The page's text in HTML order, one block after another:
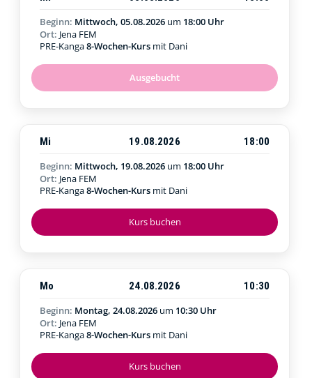
Ausgebucht
Beginn: Mittwoch, 05.08.2026 um 18:00 Uhr
Ort: Jena FEM
PRE-Kanga8-Wochen-Kurs mit Dani
Kurs buchen
Mi 19.08.2026
18:00
Beginn: Mittwoch, 19.08.2026 um 18:00 Uhr
Ort: Jena FEM
PRE-Kanga8-Wochen-Kurs mit Dani
Kurs buchen
Mo 24.08.2026
10:30
Beginn: Montag, 24.08.2026 um 10:30 Uhr
Ort: Jena FEM
PRE-Kanga8-Wochen-Kurs mit Dani